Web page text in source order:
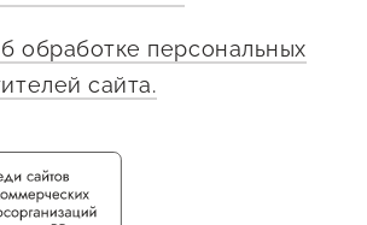
обработке персональных
сайта.